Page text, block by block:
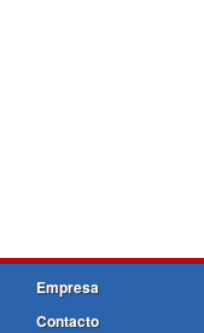
Empresa
Contacto